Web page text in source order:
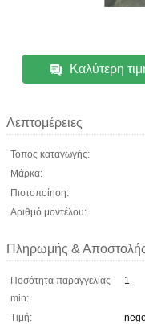
Καλύτερη
Λεπτομέρειες
Τόπος καταγωγής:
Μάρκα:
Πιστοποίηση:
Αριθμό μοντέλου:
Πληρωμής &
Ποσότητα παραγγελίας
min:
1
Τιμή: